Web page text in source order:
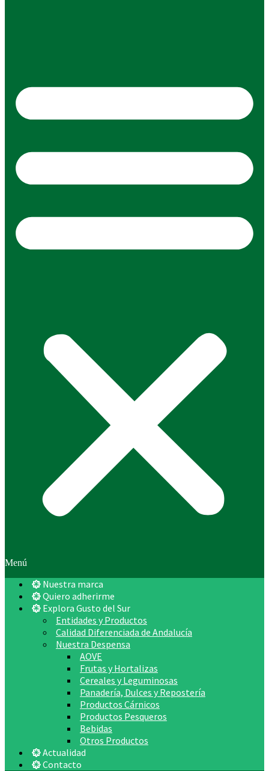
Menú
Nuestra marca
Quiero adherirme
Explora Gusto del Sur
Entidades y Productos
Calidad Diferenciada de Andalucía
Nuestra Despensa
AOVE
Frutas y Hortalizas
Cereales y Leguminosas
Panadería, Dulces y Repostería
Productos Cárnicos
Productos Pesqueros
Bebidas
Otros Productos
Actualidad
Contacto